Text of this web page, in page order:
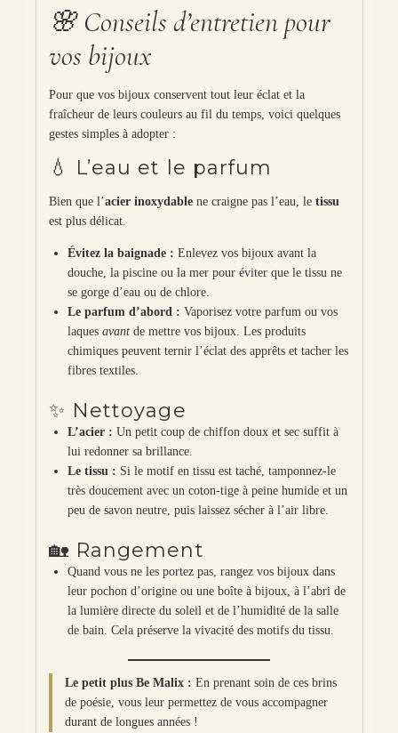
🌸 Conseils d’entretien pour
vos bijoux
Pour que vos bijoux conservent tout leur éclat et la
fraîcheur de leurs couleurs au fil du temps, voici quelques
gestes simples à adopter :
💧 L’eau et le parfum
Bien que l’acier inoxydablene craigne pas l’eau, le tissu
est plus délicat.
Évitez la baignade : Enlevez vos bijoux avant la
douche, la piscine ou la mer pour éviter que le tissu ne
se gorge d’eau ou de chlore.
Le parfum d’abord : Vaporisez votre parfum ou vos
laques avantde mettre vos bijoux. Les produits
chimiques peuvent ternir l’éclat des apprêts et tacher les
fibres textiles.
✨ Nettoyage
L’acier : Un petit coup de chiffon doux et sec suffit à
lui redonner sa brillance.
Le tissu : Si le motif en tissu est taché, tamponnez-le
très doucement avec un coton-tige à peine humide et un
peu de savon neutre, puis laissez sécher à l’air libre.
🏡 Rangement
Quand vous ne les portez pas, rangez vos bijoux dans
leur pochon d’origine ou une boîte à bijoux, à l’abri de
la lumière directe du soleil et de l’humidité de la salle
de bain. Cela préserve la vivacité des motifs du tissu.
Le petit plus Be Malix : En prenant soin de ces brins
de poésie, vous leur permettez de vous accompagner
durant de longues années !